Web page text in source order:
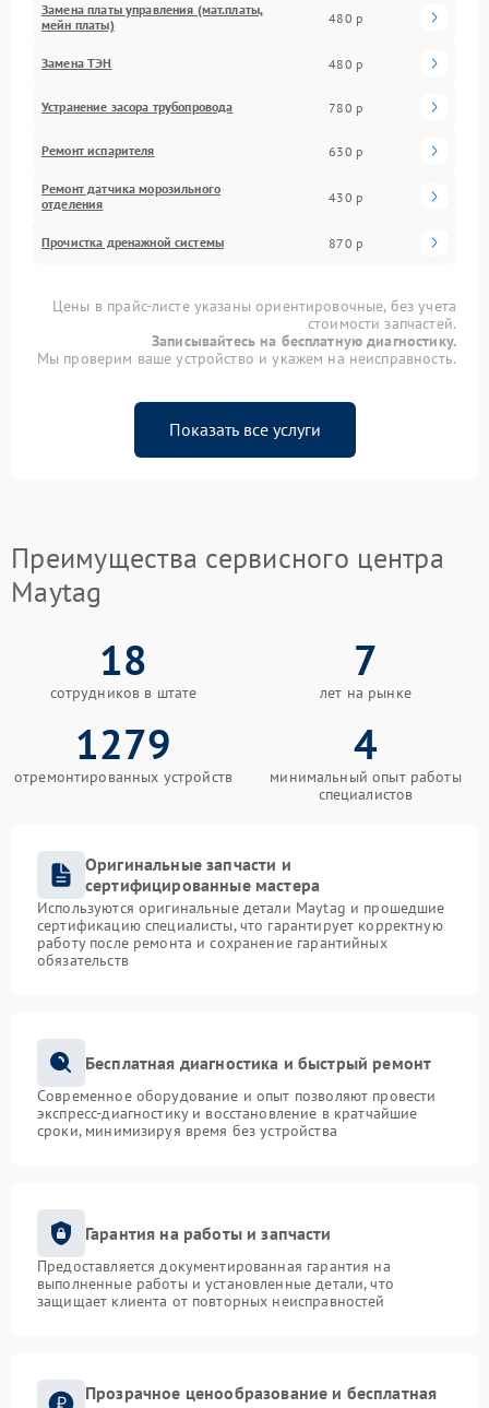
Замена платы управления (мат.платы,
мейн платы)
480 р
Замена ТЭН 480 р
Устранение засора трубопровода 780 р
Ремонт испарителя 630 р
Ремонт датчика морозильного
отделения
430 р
Прочистка дренажной системы 870 р
Цены в прайс-листе указаны ориентировочные, без учета
стоимости запчастей.
Записывайтесь на бесплатную диагностику.
Мы проверим ваше устройство и укажем на неисправность.
Показать все услуги
Преимущества сервисного центра
Maytag
18
сотрудников в штате
7
лет на рынке
1279
отремонтированных устройств
4
минимальный опыт работы
специалистов
Оригинальные запчасти и
сертифицированные мастера
Используются оригинальные детали Maytag и прошедшие
сертификацию специалисты, что гарантирует корректную
работу после ремонта и сохранение гарантийных
обязательств
Бесплатная диагностика и быстрый ремонт
Современное оборудование и опыт позволяют провести
экспресс-диагностику и восстановление в кратчайшие
сроки, минимизируя время без устройства
Гарантия на работы и запчасти
Предоставляется документированная гарантия на
выполненные работы и установленные детали, что
защищает клиента от повторных неисправностей
Прозрачное ценообразование и бесплатная